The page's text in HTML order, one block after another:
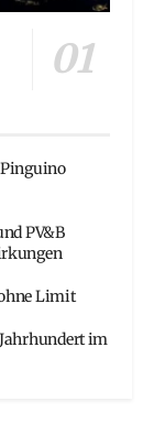
Pinguino
PV&B
Limit
im